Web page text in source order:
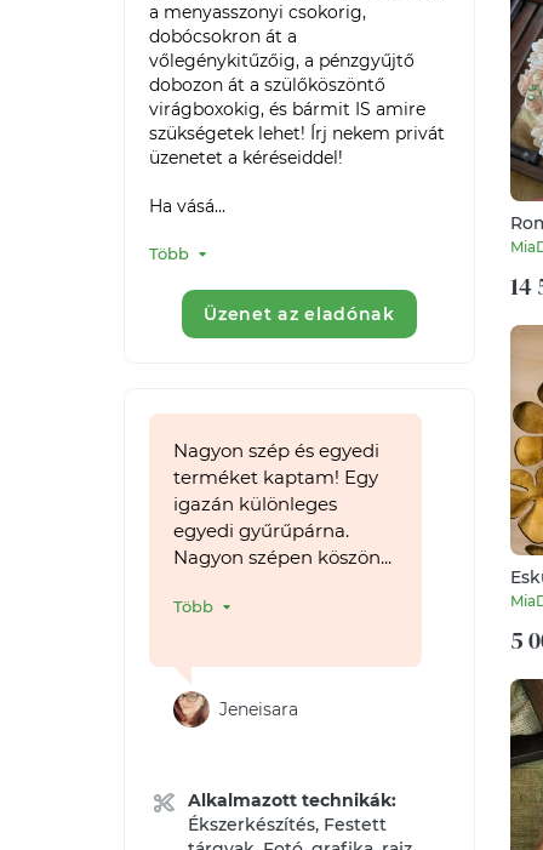
a menyasszonyi csokorig,
dobócsokron át a
vőlegénykitűzőig, a pénzgyűjtő
dobozon át a szülőköszöntő
virágboxokig, és bármit IS amire
szükségetek lehet! Írj nekem privát
üzenetet a kéréseiddel!
Ha vásá...
Több
Üzenet az eladónak
Nagyon szép és egyedi
terméket kaptam! Egy
igazán különleges
egyedi gyűrűpárna.
Nagyon szépen köszön...
Több
Jeneisara
Alkalmazott technikák:
Ékszerkészítés, Festett
14
5